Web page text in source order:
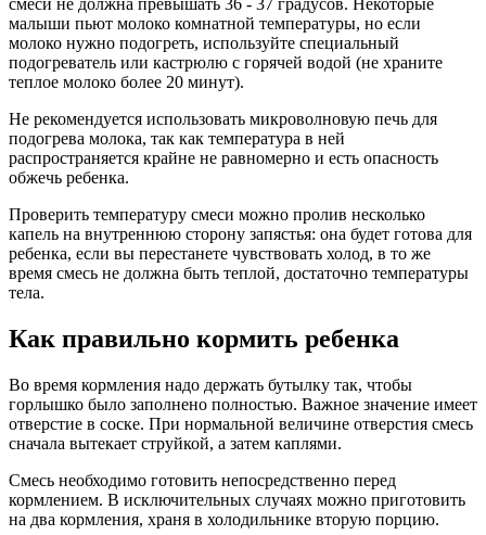
смеси не должна превышать 36 - 37 градусов. Некоторые
малыши пьют молоко комнатной температуры, но если
молоко нужно подогреть, используйте специальный
подогреватель или кастрюлю с горячей водой (не храните
теплое молоко более 20 минут).
Не рекомендуется использовать микроволновую печь для
подогрева молока, так как температура в ней
распространяется крайне не равномерно и есть опасность
обжечь ребенка.
Проверить температуру смеси можно пролив несколько
капель на внутреннюю сторону запястья: она будет готова для
ребенка, если вы перестанете чувствовать холод, в то же
время смесь не должна быть теплой, достаточно температуры
тела.
Как правильно кормить ребенка
Во время кормления надо держать бутылку так, чтобы
горлышко было заполнено полностью. Важное значение имеет
отверстие в соске. При нормальной величине отверстия смесь
сначала вытекает струйкой, а затем каплями.
Смесь необходимо готовить непосредственно перед
кормлением. В исключительных случаях можно приготовить
на два кормления, храня в холодильнике вторую порцию.